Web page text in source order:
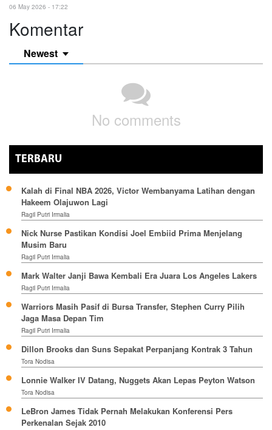
06 May 2026 - 17:22
Komentar
Newest
No comments
TERBARU
Kalah di Final NBA 2026, Victor Wembanyama Latihan dengan
Hakeem Olajuwon Lagi
Ragil Putri Irmalia
Nick Nurse Pastikan Kondisi Joel Embiid Prima Menjelang
Musim Baru
Ragil Putri Irmalia
Mark Walter Janji Bawa Kembali Era Juara Los Angeles Lakers
Ragil Putri Irmalia
Warriors Masih Pasif di Bursa Transfer, Stephen Curry Pilih
Jaga Masa Depan Tim
Ragil Putri Irmalia
Dillon Brooks dan Suns Sepakat Perpanjang Kontrak 3 Tahun
Tora Nodisa
Lonnie Walker IV Datang, Nuggets Akan Lepas Peyton Watson
Tora Nodisa
LeBron James Tidak Pernah Melakukan Konferensi Pers
Perkenalan Sejak 2010